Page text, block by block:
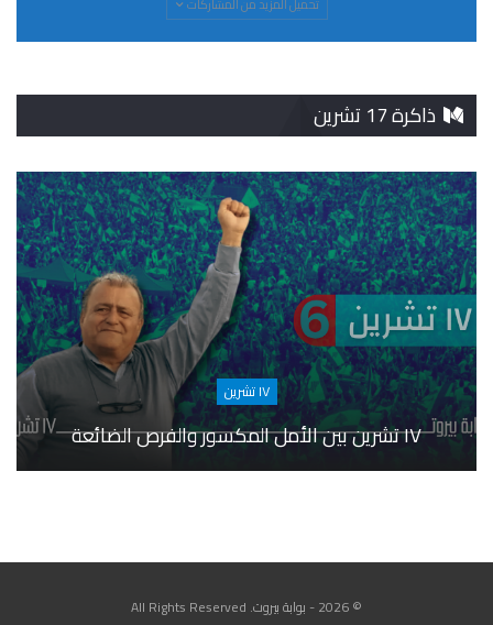
تحميل المزيد من المشاركات
ذاكرة 17 تشرين
١٧ تشرين
١٧ تشرين بين الأمل المكسور والفرص الضائعة
© 2026 - بوابة بيروت. All Rights Reserved